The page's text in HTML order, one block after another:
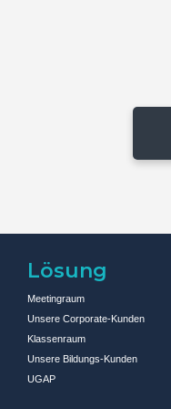
Lösung
Meetingraum
Unsere Corporate-Kunden
Klassenraum
Unsere Bildungs-Kunden
UGAP